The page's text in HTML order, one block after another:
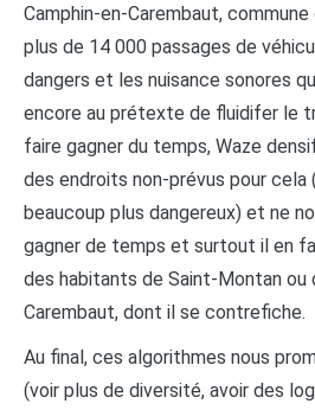
Camphin-en-Carembaut,
plus de 14 000 passages de
dangers et les nuisance sonores
encore au prétexte de fluidifer le
faire gagner du temps, Waze
des endroits non-prévus pour cela
beaucoup plus dangereux) et ne
gagner de temps et surtout il en
des habitants de Saint-Montan ou
Carembaut, dont il se contrefiche.
Au final, ces algorithmes nous
(voir plus de diversité, avoir des